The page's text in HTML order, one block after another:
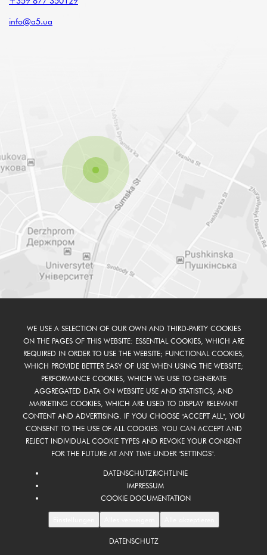
info@a5.ua
DATENSCHUTZ
WE USE A SELECTION OF OUR OWN AND THIRD-PARTY COOKIES
ON THE PAGES OF THIS WEBSITE: ESSENTIAL COOKIES, WHICH ARE
REQUIRED IN ORDER TO USE THE WEBSITE; FUNCTIONAL COOKIES,
WHICH PROVIDE BETTER EASY OF USE WHEN USING THE WEBSITE;
PERFORMANCE COOKIES, WHICH WE USE TO GENERATE
AGGREGATED DATA ON WEBSITE USE AND STATISTICS; AND
MARKETING COOKIES, WHICH ARE USED TO DISPLAY RELEVANT
CONTENT AND ADVERTISING. IF YOU CHOOSE "ACCEPT ALL", YOU
CONSENT TO THE USE OF ALL COOKIES. YOU CAN ACCEPT AND
REJECT INDIVIDUAL COOKIE TYPES AND REVOKE YOUR CONSENT
FOR THE FUTURE AT ANY TIME UNDER "SETTINGS".
DATENSCHUTZRICHTLINIE
IMPRESSUM
COOKIE DOCUMENTATION